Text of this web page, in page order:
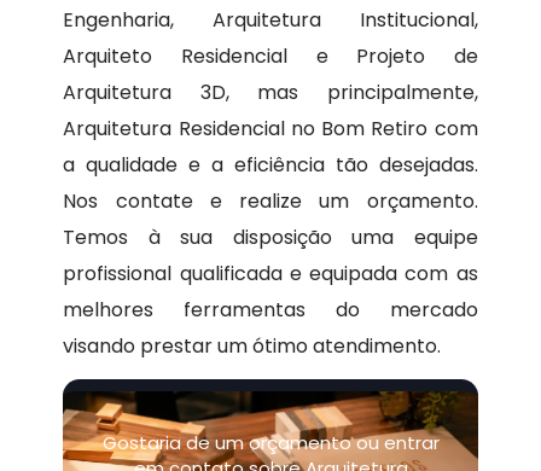
Engenharia, Arquitetura Institucional,
Arquiteto Residencial e Projeto de
Arquitetura 3D, mas principalmente,
Arquitetura Residencial no Bom Retiro com
a qualidade e a eficiência tão desejadas.
Nos contate e realize um orçamento.
Temos à sua disposição uma equipe
profissional qualificada e equipada com as
melhores ferramentas do mercado
visando prestar um ótimo atendimento.
Gostaria de um orçamento ou entrar